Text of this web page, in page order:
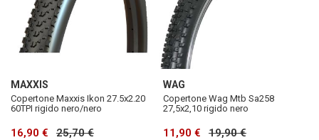
MAXXIS
Copertone Maxxis Ikon 27.5x2.20
60TPI rigido nero/nero
16,90 € 25,70 €
WAG
Copertone Wag Mtb Sa258
27,5x2,10 rigido nero
11,90 € 19,90 €